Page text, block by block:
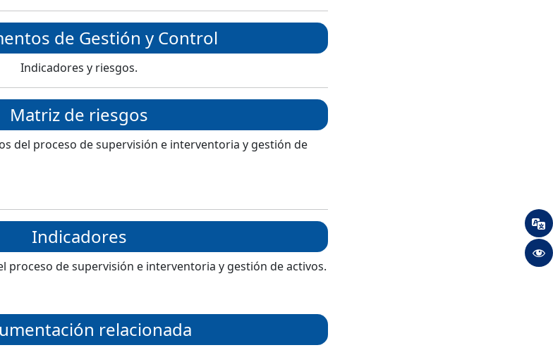
de Gestión y Control
Indicadores y riesgos.
Matriz de riesgos
del proceso de supervisión e interventoria y gestión de
Indicadores
proceso de supervisión e interventoria y gestión de activos.
relacionada